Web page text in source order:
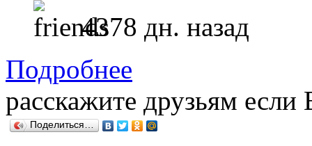
4378 дн. назад
Подробнее
расскажите друзьям
Поделиться…